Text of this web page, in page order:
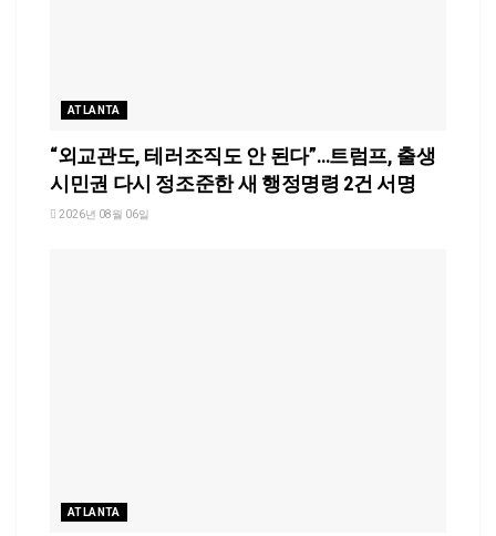
ATLANTA
“외교관도, 테러조직도 안 된다”…트럼프, 출생
시민권 다시 정조준한 새 행정명령 2건 서명
2026년 08월 06일
ATLANTA